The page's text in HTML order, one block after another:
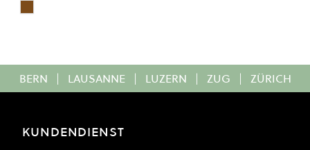
Colour
Dark Chocolate
BERN | LAUSANNE | LUZERN | ZUG | ZÜRICH
KUNDENDIENST